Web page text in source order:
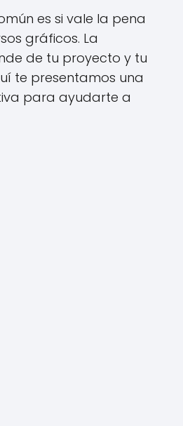
es si vale la pena
gráficos. La
de tu proyecto y tu
te presentamos una
para ayudarte a